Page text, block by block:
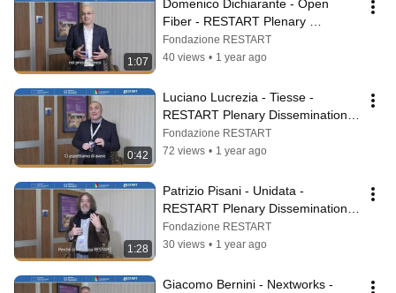
1:07
Domenico Dichiarante - Open
Fiber - RESTART Plenary
Dissemination Workshop | Palermo
2025
Fondazione RESTART
40 views • 1 year ago
0:42
Luciano Lucrezia - Tiesse -
RESTART Plenary Dissemination
Workshop | Palermo 2025
Fondazione RESTART
72 views • 1 year ago
1:28
Patrizio Pisani - Unidata -
RESTART Plenary Dissemination
Workshop | Palermo 2025
Fondazione RESTART
30 views • 1 year ago
Giacomo Bernini - Nextworks -